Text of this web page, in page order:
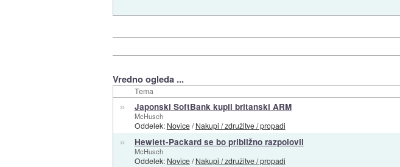
Vredno ogleda ...
Tema
» Japonski SoftBank kupil britanski ARM
McHusch
Oddelek: Novice/Nakupi / združitve / propadi
» Hewlett-Packard se bo približno razpolovil
McHusch
Oddelek: Novice/Nakupi / združitve / propadi